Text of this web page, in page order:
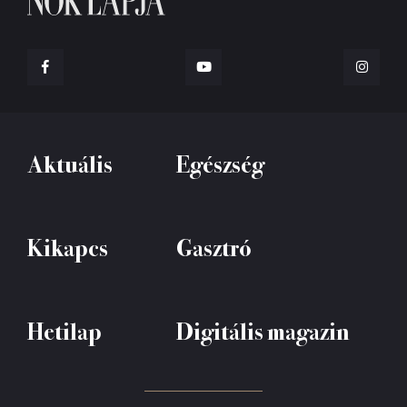
Aktuális Egészség
Kikapcs Gasztró
Hetilap Digitális magazin